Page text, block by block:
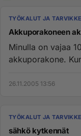
TYÖKALUT JA
Akkuporakoneen
Minulla on vajaa
akkuporakone.
26.11.2005 13:56
TYÖKALUT JA
sähkö kytkennät